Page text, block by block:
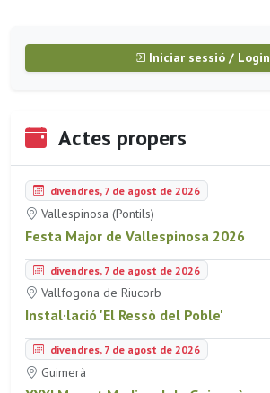
Iniciar sessió / Login
Actes propers
divendres, 7 de agost de 2026
Vallespinosa (Pontils)
Festa Major de Vallespinosa 2026
divendres, 7 de agost de 2026
Vallfogona de Riucorb
Instal·lació 'El Ressò del Poble'
divendres, 7 de agost de 2026
Guimerà